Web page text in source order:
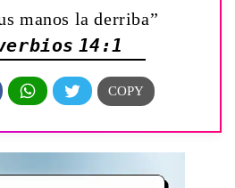
manos la derriba”
14:1